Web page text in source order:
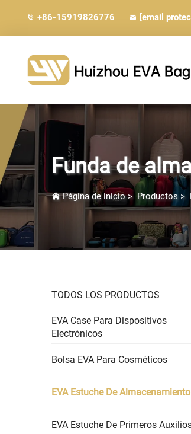
+86-15919826776 [email
Funda de
Página de inicio> Productos >
TODOS LOS PRODUCTOS
EVA Case Para Dispositivos
Electrónicos
Bolsa EVA Para Cosméticos
EVA Estuche De Almacenamiento
EVA Estuche De Primeros